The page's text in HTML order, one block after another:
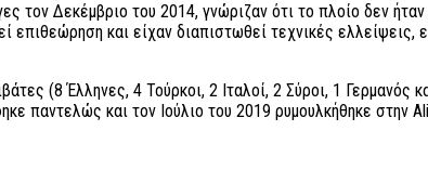
Δεκέμβριο του 2014, γνώριζαν ότι το πλοίο δεν
και είχαν διαπιστωθεί τεχνικές ελλείψεις,
(8 Έλληνες, 4 Τούρκοι, 2 Ιταλοί, 2 Σύροι, 1 Γερμανός
παντελώς και τον Ιούλιο του 2019 ρυμουλκήθηκε στην